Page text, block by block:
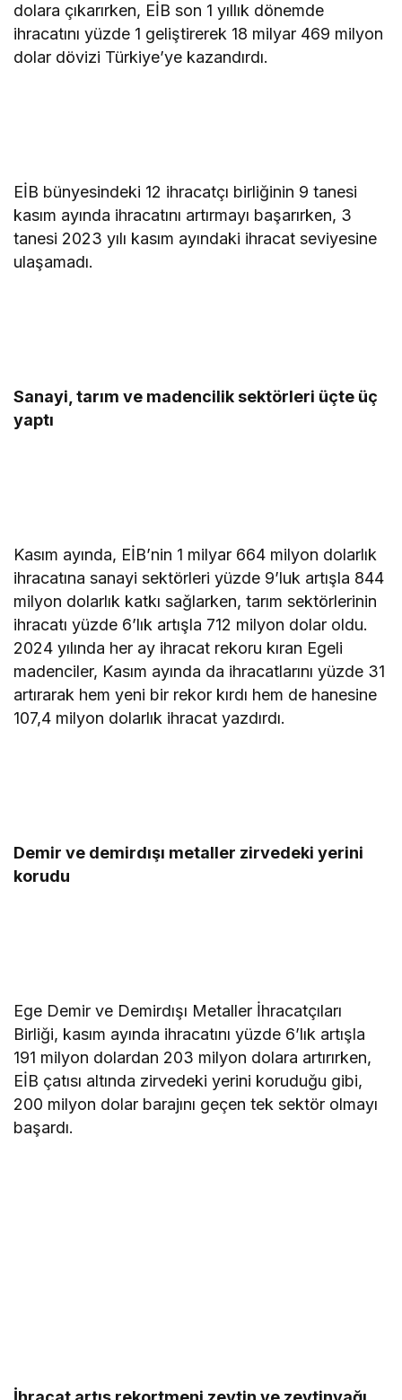
dolara çıkarırken, EİB son 1 yıllık dönemde
ihracatını yüzde 1 geliştirerek 18 milyar 469 milyon
dolar dövizi Türkiye’ye kazandırdı.
EİB bünyesindeki 12 ihracatçı birliğinin 9 tanesi
kasım ayında ihracatını artırmayı başarırken, 3
tanesi 2023 yılı kasım ayındaki ihracat seviyesine
ulaşamadı.
Sanayi, tarım ve madencilik sektörleri üçte üç
yaptı
Kasım ayında, EİB’nin 1 milyar 664 milyon dolarlık
ihracatına sanayi sektörleri yüzde 9’luk artışla 844
milyon dolarlık katkı sağlarken, tarım sektörlerinin
ihracatı yüzde 6’lık artışla 712 milyon dolar oldu.
2024 yılında her ay ihracat rekoru kıran Egeli
madenciler, Kasım ayında da ihracatlarını yüzde 31
artırarak hem yeni bir rekor kırdı hem de hanesine
107,4 milyon dolarlık ihracat yazdırdı.
Demir ve demirdışı metaller zirvedeki yerini
korudu
Ege Demir ve Demirdışı Metaller İhracatçıları
Birliği, kasım ayında ihracatını yüzde 6’lık artışla
191 milyon dolardan 203 milyon dolara artırırken,
EİB çatısı altında zirvedeki yerini koruduğu gibi,
200 milyon dolar barajını geçen tek sektör olmayı
başardı.